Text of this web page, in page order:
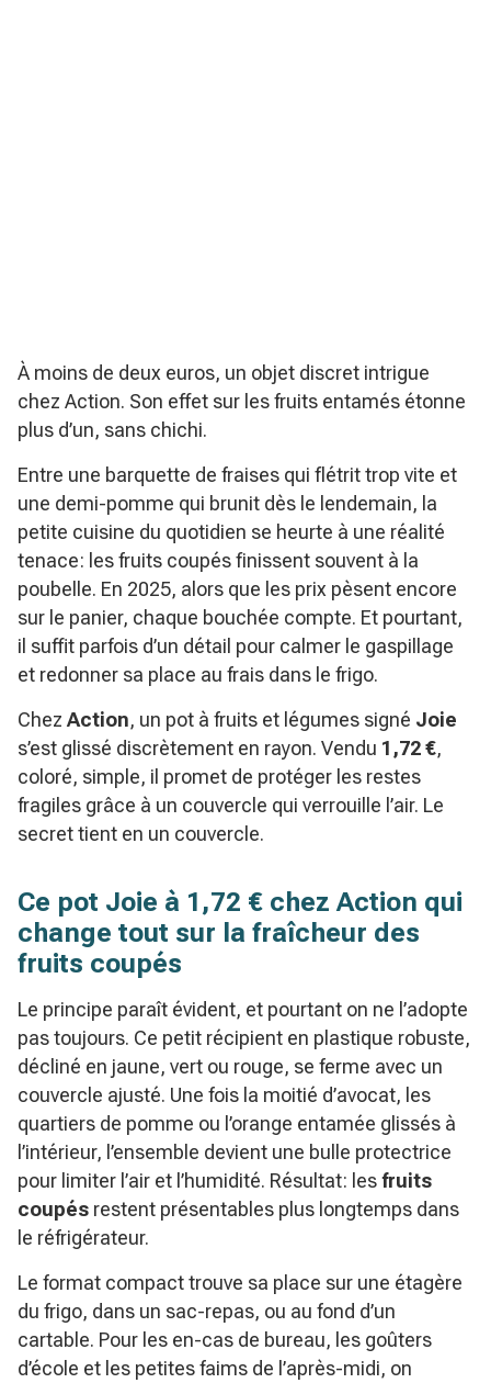
À moins de deux euros, un objet discret intrigue
chez Action. Son effet sur les fruits entamés étonne
plus d’un, sans chichi.
Entre une barquette de fraises qui flétrit trop vite et
une demi-pomme qui brunit dès le lendemain, la
petite cuisine du quotidien se heurte à une réalité
tenace: les fruits coupés finissent souvent à la
poubelle. En 2025, alors que les prix pèsent encore
sur le panier, chaque bouchée compte. Et pourtant,
il suffit parfois d’un détail pour calmer le gaspillage
et redonner sa place au frais dans le frigo.
Chez Action, un pot à fruits et légumes signé Joie
s’est glissé discrètement en rayon. Vendu 1,72 €,
coloré, simple, il promet de protéger les restes
fragiles grâce à un couvercle qui verrouille l’air. Le
secret tient en un couvercle.
Ce pot Joie à 1,72 € chez Action qui
change tout sur la fraîcheur des
fruits coupés
Le principe paraît évident, et pourtant on ne l’adopte
pas toujours. Ce petit récipient en plastique robuste,
décliné en jaune, vert ou rouge, se ferme avec un
couvercle ajusté. Une fois la moitié d’avocat, les
quartiers de pomme ou l’orange entamée glissés à
l’intérieur, l’ensemble devient une bulle protectrice
pour limiter l’air et l’humidité. Résultat: lesfruits
coupés restent présentables plus longtemps dans
le réfrigérateur.
Le format compact trouve sa place sur une étagère
du frigo, dans un sac-repas, ou au fond d’un
cartable. Pour les en-cas de bureau, les goûters
d’école et les petites faims de l’après-midi, on